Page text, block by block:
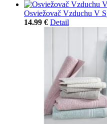
Osviežovač Vzduchu V
14.99 € Detail